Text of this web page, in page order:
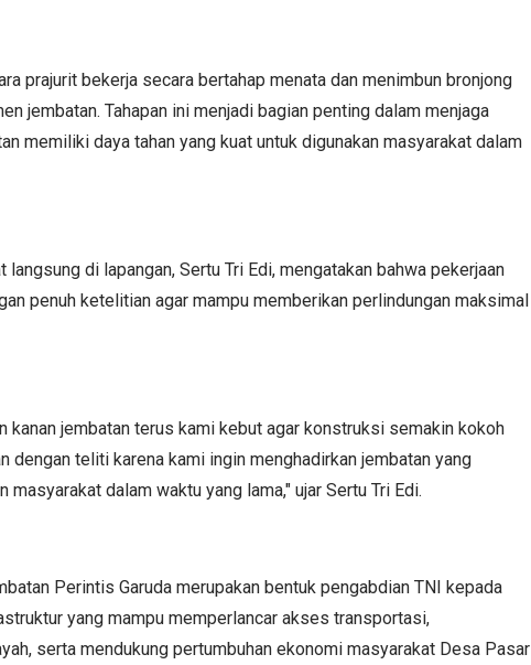
prajurit bekerja secara bertahap menata dan menimbun bronjong
jembatan. Tahapan ini menjadi bagian penting dalam menjaga
memiliki daya tahan yang kuat untuk digunakan masyarakat dalam
di lapangan, Sertu Tri Edi, mengatakan bahwa pekerjaan
penuh ketelitian agar mampu memberikan perlindungan maksimal
kanan jembatan terus kami kebut agar konstruksi semakin kokoh
dengan teliti karena kami ingin menghadirkan jembatan yang
dalam waktu yang lama," ujar Sertu Tri Edi.
Perintis Garuda merupakan bentuk pengabdian TNI kepada
yang mampu memperlancar akses transportasi,
serta mendukung pertumbuhan ekonomi masyarakat Desa Pasar